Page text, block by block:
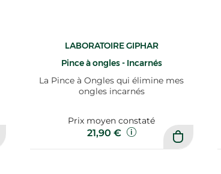
LABORATOIRE GIPHAR
Pince à ongles - Incarnés
La Pince à Ongles qui élimine mes
ongles incarnés
Prix moyen constaté
21,90 €